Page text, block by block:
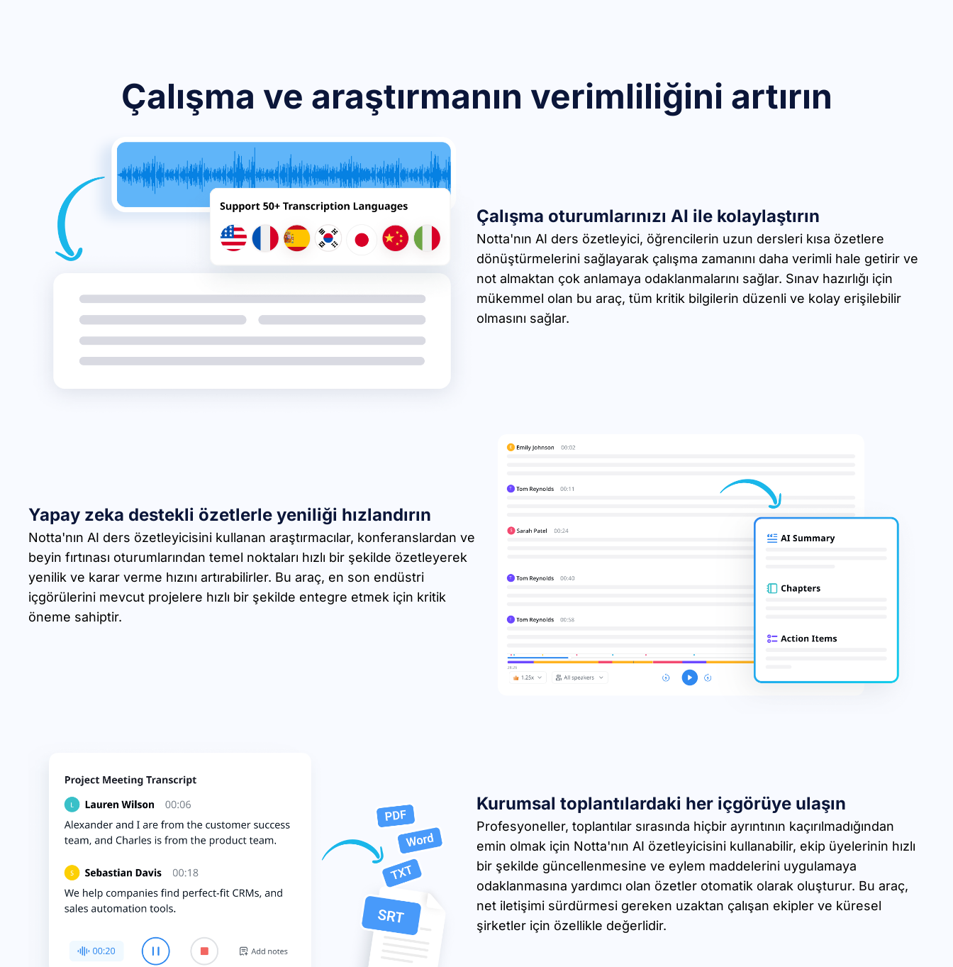
Çalışma ve araştırmanın verimliliğini artırın
Çalışma oturumlarınızı AI ile kolaylaştırın
Notta'nın AI ders özetleyici, öğrencilerin uzun dersleri kısa özetlere
dönüştürmelerini sağlayarak çalışma zamanını daha verimli hale getirir ve
not almaktan çok anlamaya odaklanmalarını sağlar. Sınav hazırlığı için
mükemmel olan bu araç, tüm kritik bilgilerin düzenli ve kolay erişilebilir
olmasını sağlar.
Yapay zeka destekli özetlerle yeniliği hızlandırın
Notta'nın AI ders özetleyicisini kullanan araştırmacılar, konferanslardan ve
beyin fırtınası oturumlarından temel noktaları hızlı bir şekilde özetleyerek
yenilik ve karar verme hızını artırabilirler. Bu araç, en son endüstri
içgörülerini mevcut projelere hızlı bir şekilde entegre etmek için kritik
öneme sahiptir.
Kurumsal toplantılardaki her içgörüye ulaşın
Profesyoneller, toplantılar sırasında hiçbir ayrıntının kaçırılmadığından
emin olmak için Notta'nın AI özetleyicisini kullanabilir, ekip üyelerinin hızlı
bir şekilde güncellenmesine ve eylem maddelerini uygulamaya
odaklanmasına yardımcı olan özetler otomatik olarak oluşturur. Bu araç,
net iletişimi sürdürmesi gereken uzaktan çalışan ekipler ve küresel
şirketler için özellikle değerlidir.